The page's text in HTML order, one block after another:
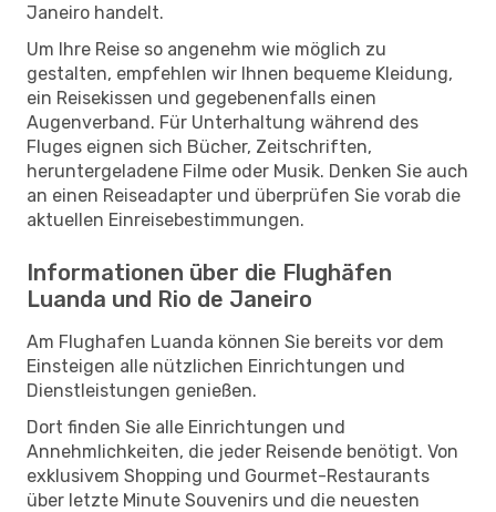
Janeiro handelt.
Um Ihre Reise so angenehm wie möglich zu
gestalten, empfehlen wir Ihnen bequeme Kleidung,
ein Reisekissen und gegebenenfalls einen
Augenverband. Für Unterhaltung während des
Fluges eignen sich Bücher, Zeitschriften,
heruntergeladene Filme oder Musik. Denken Sie auch
an einen Reiseadapter und überprüfen Sie vorab die
aktuellen Einreisebestimmungen.
Informationen über die Flughäfen
Luanda und Rio de Janeiro
Am Flughafen Luanda können Sie bereits vor dem
Einsteigen alle nützlichen Einrichtungen und
Dienstleistungen genießen.
Dort finden Sie alle Einrichtungen und
Annehmlichkeiten, die jeder Reisende benötigt. Von
exklusivem Shopping und Gourmet-Restaurants
über letzte Minute Souvenirs und die neuesten